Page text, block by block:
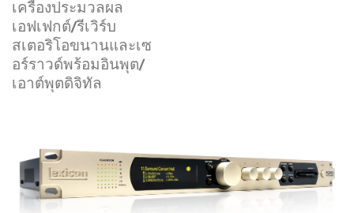
การสนับสนุน
ภาษา/ภูมิภาค
เครื่องประมวลผล
เอฟเฟกต์/รีเวิร์บ
สเตอริโอขนานและเซ
อร์ราวด์พร้อมอินพุต/
เอาต์พุตดิจิทัล